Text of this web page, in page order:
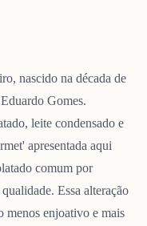
nascido na década de
Gomes.
leite condensado e
apresentada aqui
comum por
Essa alteração
menos enjoativo e mais